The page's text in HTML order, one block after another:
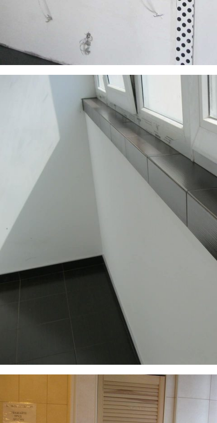
Фотографии плиточных работ, балкон квартиры
Фотографии плиточных работ, туалет в офисном здании